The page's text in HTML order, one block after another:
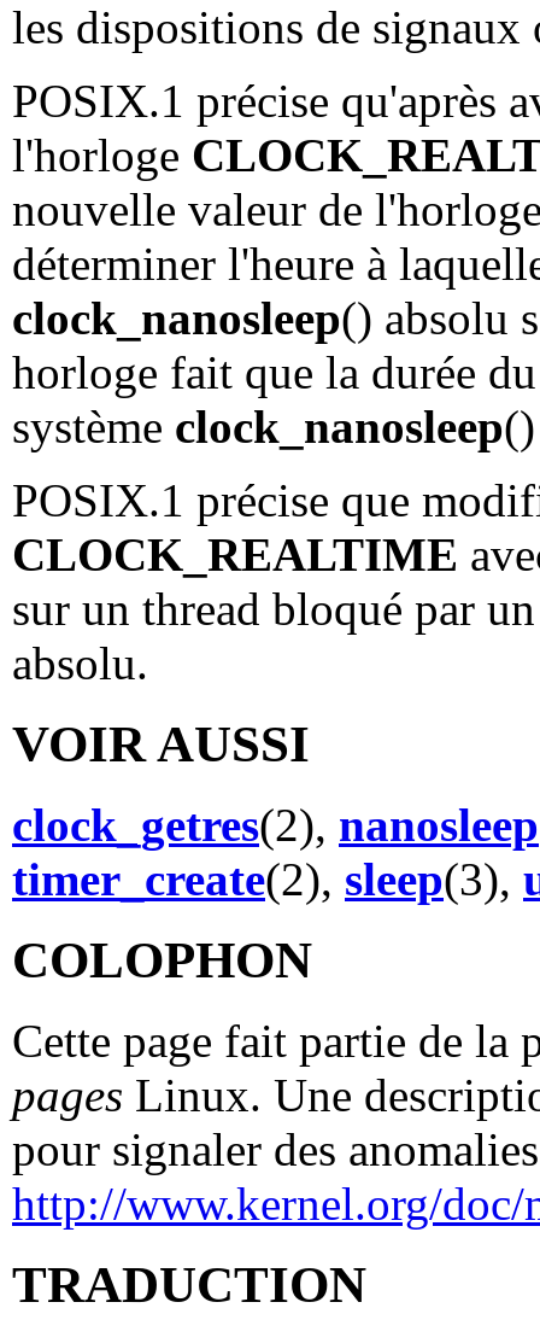
les dispositions de signaux
POSIX.1 précise qu'après
l'horloge
nouvelle valeur de
déterminer l'heure à
clock_nanosleep() absolu
horloge fait que la durée
système clock_nanosleep
POSIX.1 précise que
CLOCK_REALTIME
sur un thread bloqué par
absolu.
VOIR AUSSI
clock_getres(2), nanosleep
timer_create(2), sleep(3),
COLOPHON
Cette page fait partie de
pages Linux. Une
pour signaler des
http://www.kernel.org/doc/
TRADUCTION